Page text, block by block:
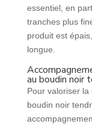
essentiel, en
tranches plus
produit est
longue.
au boudin noir
Pour valoriser la
boudin noir